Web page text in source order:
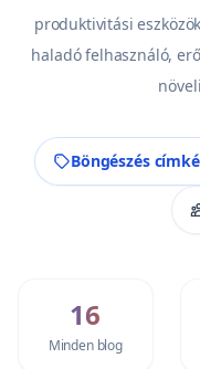
produktivitási
haladó felhasználó,
Böngészés
16
Minden blog